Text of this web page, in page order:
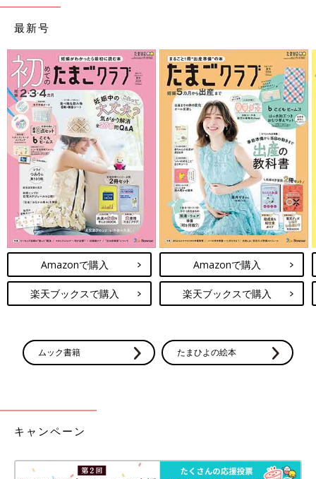
最新号
Amazonで購入
楽天ブックスで購入
Amazonで購入
楽天ブックスで購入
ムック書籍 たまひよの絵本
キャンペーン